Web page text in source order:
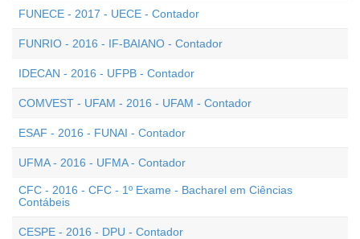
FUNECE - 2017 - UECE - Contador
FUNRIO - 2016 - IF-BAIANO - Contador
IDECAN - 2016 - UFPB - Contador
COMVEST - UFAM - 2016 - UFAM - Contador
ESAF - 2016 - FUNAI - Contador
UFMA - 2016 - UFMA - Contador
CFC - 2016 - CFC - 1º Exame - Bacharel em Ciências
Contábeis
CESPE - 2016 - DPU - Contador